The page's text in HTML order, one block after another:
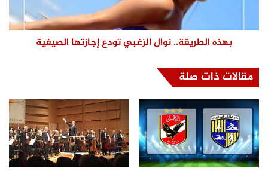
بهذه الطريقة.. نوال الزغبي تودع إجازتها الصيفية
مقالات ذات صلة